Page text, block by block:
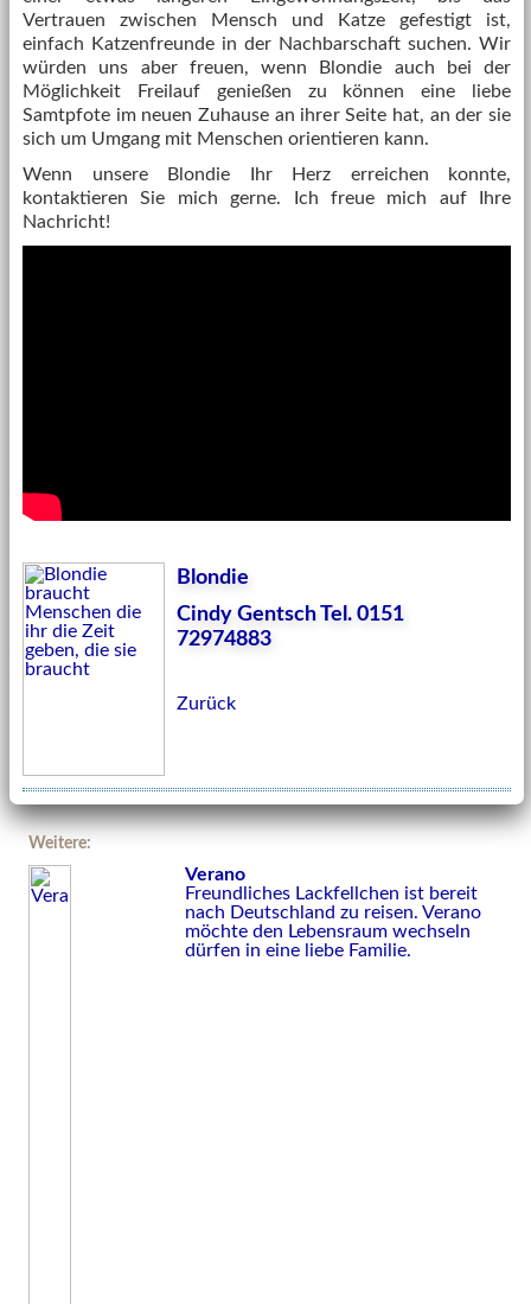
Vertrauen zwischen Mensch und Katze gefestigt ist,
einfach Katzenfreunde in der Nachbarschaft suchen. Wir
würden uns aber freuen, wenn Blondie auch bei der
Möglichkeit Freilauf genießen zu können eine liebe
Samtpfote im neuen Zuhause an ihrer Seite hat, an der sie
sich um Umgang mit Menschen orientieren kann.
Wenn unsere Blondie Ihr Herz erreichen konnte,
kontaktieren Sie mich gerne. Ich freue mich auf Ihre
Nachricht!
Blondie
Cindy Gentsch Tel. 0151
72974883
Zurück
Weitere:
Verano
Freundliches Lackfellchen ist bereit
nach Deutschland zu reisen. Verano
möchte den Lebensraum wechseln
dürfen in eine liebe Familie.